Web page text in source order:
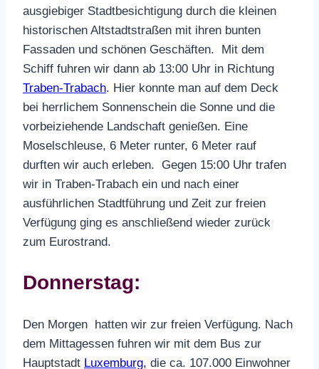
ausgiebiger Stadtbesichtigung durch die kleinen
historischen Altstadtstraßen mit ihren bunten
Fassaden und schönen Geschäften. Mit dem
Schiff fuhren wir dann ab 13:00 Uhr in Richtung
Traben-Trabach. Hier konnte man auf dem Deck
bei herrlichem Sonnenschein die Sonne und die
vorbeiziehende Landschaft genießen. Eine
Moselschleuse, 6 Meter runter, 6 Meter rauf
durften wir auch erleben. Gegen 15:00 Uhr trafen
wir in Traben-Trabach ein und nach einer
ausführlichen Stadtführung und Zeit zur freien
Verfügung ging es anschließend wieder zurück
zum Eurostrand.
Donnerstag:
Den Morgen hatten wir zur freien Verfügung. Nach
dem Mittagessen fuhren wir mit dem Bus zur
Hauptstadt Luxemburg, die ca. 107.000 Einwohner